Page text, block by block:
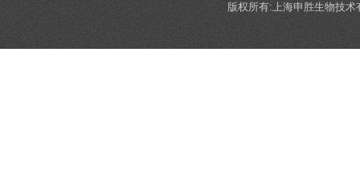
版权所有:上海申胜生物技